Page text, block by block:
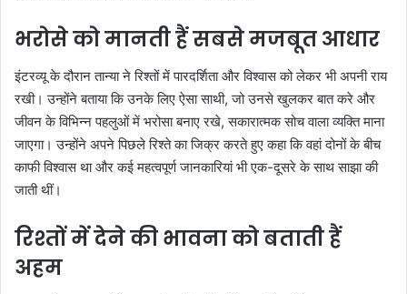
भरोसे को मानती हैं सबसे मजबूत आधार
इंटरव्यू के दौरान तान्या ने रिश्तों में पारदर्शिता और विश्वास को लेकर भी अपनी राय
रखी। उन्होंने बताया कि उनके लिए ऐसा साथी, जो उनसे खुलकर बात करे और
जीवन के विभिन्न पहलुओं में भरोसा बनाए रखे, सकारात्मक सोच वाला व्यक्ति माना
जाएगा। उन्होंने अपने पिछले रिश्ते का जिक्र करते हुए कहा कि वहां दोनों के बीच
काफी विश्वास था और कई महत्वपूर्ण जानकारियां भी एक-दूसरे के साथ साझा की
जाती थीं।
रिश्तों में देने की भावना को बताती हैं
अहम